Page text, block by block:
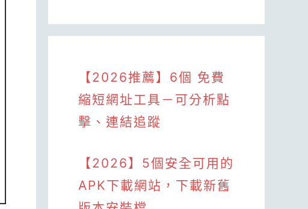
【2026推薦】6個 免費
縮短網址工具－可分析點
擊、連結追蹤
【2026】5個安全可用的
APK下載網站，下載新舊